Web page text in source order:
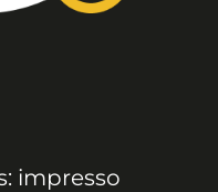
impresso